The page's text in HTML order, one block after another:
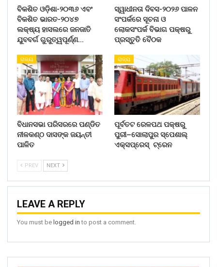
ବିକଶିତ ଓଡ଼ିଶା-୨୦୩୬ ଏବଂ
ବିକଶିତ ଭାରତ-୨୦୪୭
ଲକ୍ଷ୍ୟ ହାସଲରେ ଜନଜାତି
ଯୁବବର୍ଗ ଗୁରୁତ୍ୱପୂର୍ଣ୍ଣ…
ସ୍ୱାଧୀନତା ଦିବସ-୨୦୨୬ ପାଳନ
ସଂପର୍କରେ ସୂଚନା ଓ
ଲୋକସଂପର୍କ ବିଭାଗ ପକ୍ଷରୁ
ପ୍ରସ୍ତୁତି ବୈଠକ
ରାଜ୍ୟ
ବିଧାନସଭା ପରିସରରେ ପଣ୍ଡିତ
ନୀଳକଣ୍ଠ ଦାସଙ୍କ ଜୟନ୍ତୀ
ପାଳିତ
ରାଜ୍ୟ
ପୂର୍ବତଟ ରେଳପଥ ପକ୍ଷରୁ
ପୁରୀ–ସୋଲାପୁର ସ୍ପେଶାଲ୍
ଏକ୍ସପ୍ରେସ୍ ଟ୍ରେନ
PREV NEXT
LEAVE A REPLY
You must be logged in to post a comment.